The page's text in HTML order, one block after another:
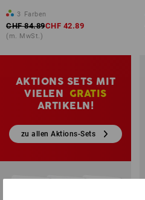
3 Farben
CHF 84.89CHF 42.89
(m. MwSt.)
AKTIONS SETS MIT
VIELEN GRATIS
ARTIKELN!
zu allen Aktions-Sets